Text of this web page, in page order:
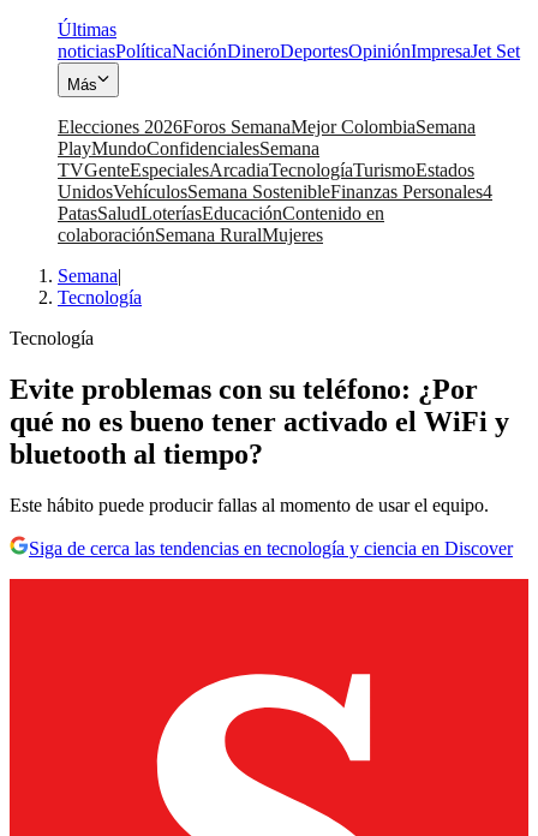
Últimas
noticiasPolíticaNaciónDineroDeportesOpiniónImpresaJet Set
Más
Elecciones 2026Foros SemanaMejor ColombiaSemana
PlayMundoConfidencialesSemana
TVGenteEspecialesArcadiaTecnologíaTurismoEstados
UnidosVehículosSemana SostenibleFinanzas Personales4
PatasSaludLoteríasEducaciónContenido en
colaboraciónSemana RuralMujeres
Semana|
Tecnología
Tecnología
Evite problemas con su teléfono: ¿Por
qué no es bueno tener activado el WiFi y
bluetooth al tiempo?
Este hábito puede producir fallas al momento de usar el equipo.
Siga de cerca las tendencias en tecnología y ciencia en Discover